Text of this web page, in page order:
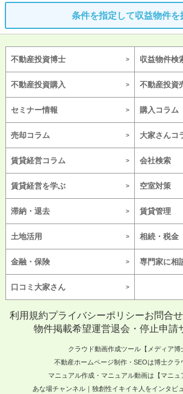
条件を指定して収益物件を
不動産投資博士 収益物件検
不動産投資購入 不動産投資
セミナー情報 購入コラム
売却コラム 大家さんコ
賃貸経営コラム 会社検索
賃貸経営を学ぶ 空室対策
滞納・退去 賃貸管理
土地活用 相続・税金
金融・保険 専門家に相
口コミ大家さん
利用規約プライバシーポリシーお問合せ
物件掲載希望運営退会・停止申請
クラウド動画作成ツール【メディア博
不動産ホームページ制作・SEOは博士クラ
マニュアル作成・マニュアル動画は【マニュ
あな場チャンネル｜独創性イキイキ人をインタビ